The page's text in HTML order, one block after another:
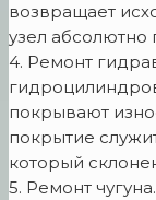
возвращает
узел абсолютно
4. Ремонт
покрывают
покрытие
который
5. Ремонт